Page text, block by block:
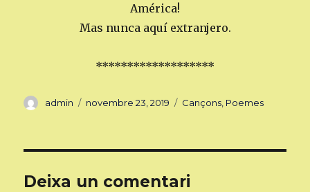
América!
Mas nunca aquí extranjero.
*******************
Autor
admin
Publicat
novembre 23, 2019 Categories
Cançons Poemes
Deixa un comentari